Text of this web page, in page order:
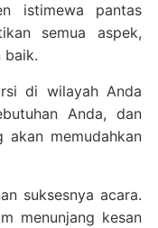
istimewa pantas
semua aspek,
baik.
di wilayah Anda
Anda, dan
akan memudahkan
suksesnya acara.
menunjang kesan